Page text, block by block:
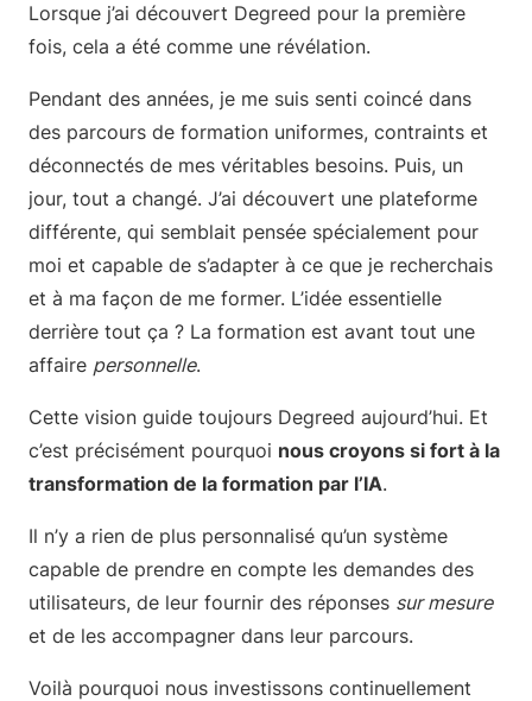
Lorsque j’ai découvert Degreed pour la première
fois, cela a été comme une révélation.
Pendant des années, je me suis senti coincé dans
des parcours de formation uniformes, contraints et
déconnectés de mes véritables besoins. Puis, un
jour, tout a changé. J’ai découvert une plateforme
différente, qui semblait pensée spécialement pour
moi et capable de s’adapter à ce que je recherchais
et à ma façon de me former. L’idée essentielle
derrière tout ça ? La formation est avant tout une
affaire personnelle.
Cette vision guide toujours Degreed aujourd’hui. Et
c’est précisément pourquoi nous croyons si fort à la
transformation de la formation par l’IA.
Il n’y a rien de plus personnalisé qu’un système
capable de prendre en compte les demandes des
utilisateurs, de leur fournir des réponses sur mesure
et de les accompagner dans leur parcours.
Voilà pourquoi nous investissons continuellement